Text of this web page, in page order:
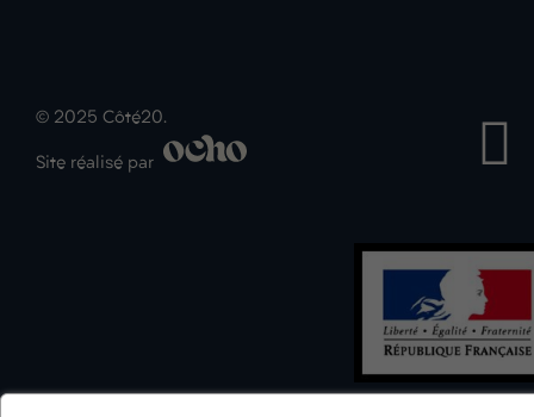
© 2025 Côté20.
Site réalisé par